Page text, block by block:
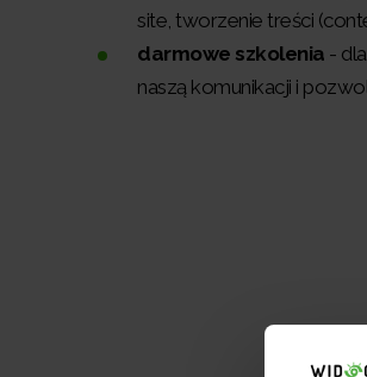
site, tworzenie treści
darmowe szkolenia -
naszą komunikacji i